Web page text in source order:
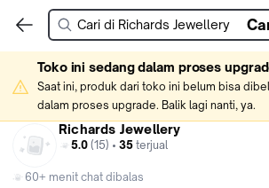
Toko ini sedang dalam proses
Saat ini, produk dari toko ini belum bisa
dalam proses upgrade. Balik lagi nanti, ya.
Richards Jewellery
5.0 (15) • 35 terjual
60+ menit chat dibalas